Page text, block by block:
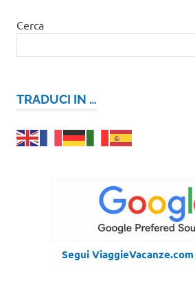
Cerca
TRADUCI IN …
Segui